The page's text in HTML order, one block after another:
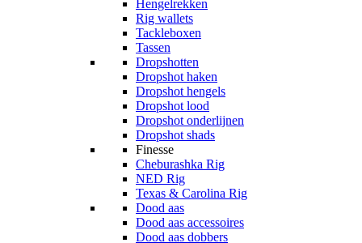
Hengelrekken
Rig wallets
Tackleboxen
Tassen
Dropshotten
Dropshot haken
Dropshot hengels
Dropshot lood
Dropshot onderlijnen
Dropshot shads
Finesse
Cheburashka Rig
NED Rig
Texas & Carolina Rig
Dood aas
Dood aas accessoires
Dood aas dobbers